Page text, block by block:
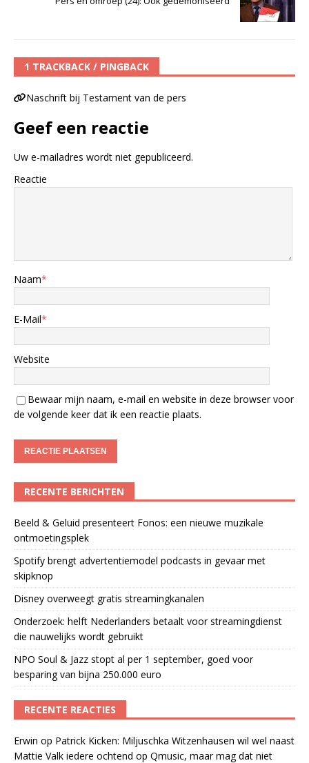
1 TRACKBACK / PINGBACK
Naschrift bij Testament van de pers
Geef een reactie
Uw e-mailadres wordt niet gepubliceerd.
Reactie
Naam*
E-Mail*
Website
Bewaar mijn naam, e-mail en website in deze browser voor
de volgende keer dat ik een reactie plaats.
RECENTE BERICHTEN
Beeld & Geluid presenteert Fonos: een nieuwe muzikale
ontmoetingsplek
Spotify brengt advertentiemodel podcasts in gevaar met
skipknop
Disney overweegt gratis streamingkanalen
Onderzoek: helft Nederlanders betaalt voor streamingdienst
die nauwelijks wordt gebruikt
NPO Soul & Jazz stopt al per 1 september, goed voor
besparing van bijna 250.000 euro
RECENTE REACTIES
Erwin op Patrick Kicken: Miljuschka Witzenhausen wil wel naast
Mattie Valk iedere ochtend op Qmusic, maar mag dat niet